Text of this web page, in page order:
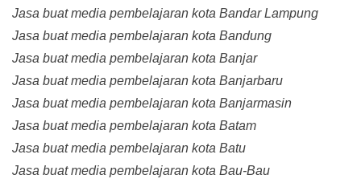
Jasa buat media pembelajaran kota Bandar Lampung
Jasa buat media pembelajaran kota Bandung
Jasa buat media pembelajaran kota Banjar
Jasa buat media pembelajaran kota Banjarbaru
Jasa buat media pembelajaran kota Banjarmasin
Jasa buat media pembelajaran kota Batam
Jasa buat media pembelajaran kota Batu
Jasa buat media pembelajaran kota Bau-Bau